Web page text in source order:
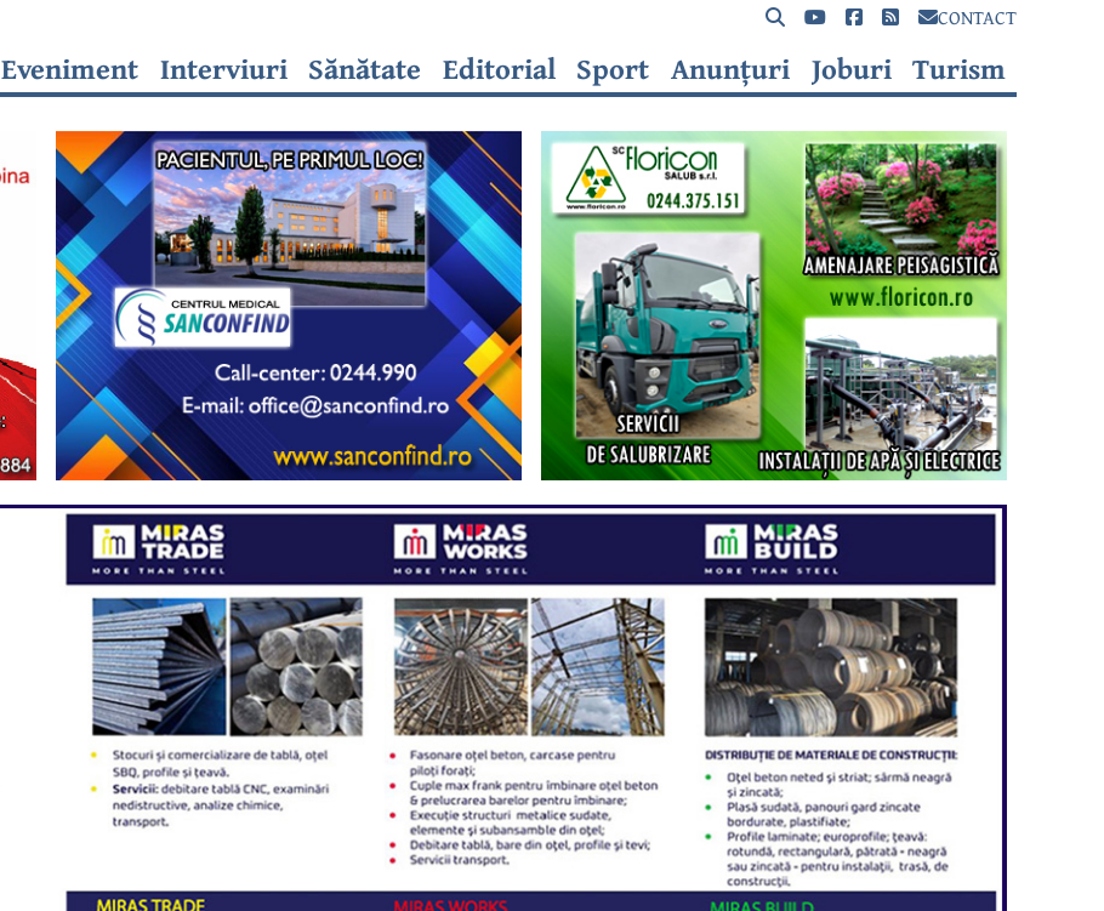
CONTACT
Eveniment Interviuri Sănătate Editorial Sport Anunțuri Joburi Turism